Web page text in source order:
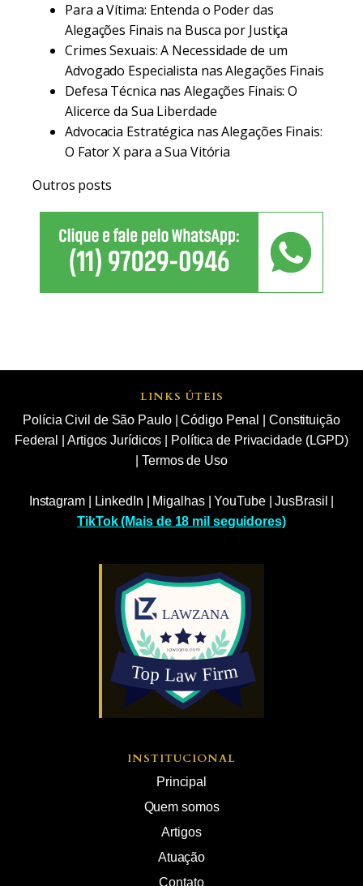
Para a Vítima: Entenda o Poder das
Alegações Finais na Busca por Justiça
Crimes Sexuais: A Necessidade de um
Advogado Especialista nas Alegações Finais
Defesa Técnica nas Alegações Finais: O
Alicerce da Sua Liberdade
Advocacia Estratégica nas Alegações Finais:
O Fator X para a Sua Vitória
Outros posts
LINKS ÚTEIS
Polícia Civil de São Paulo|Código Penal
Constituição
Federal
Artigos Jurídicos
Política de Privacidade (LGPD)
|Termos de Uso
Instagram| LinkedIn Migalhas|YouTube|JusBrasil
TikTok (Mais de 18 mil seguidores)
INSTITUCIONAL
Principal
Quem somos
Artigos
Atuação
Contato